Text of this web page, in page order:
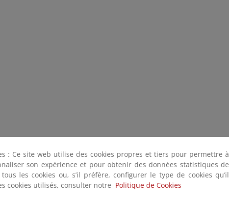
: Ce site web utilise des cookies propres et tiers pour permettre à
son expérience et pour obtenir des données statistiques de
les cookies ou, s’il préfère, configurer le type de cookies qu’il
cookies utilisés, consulter notre Politique de Cookies